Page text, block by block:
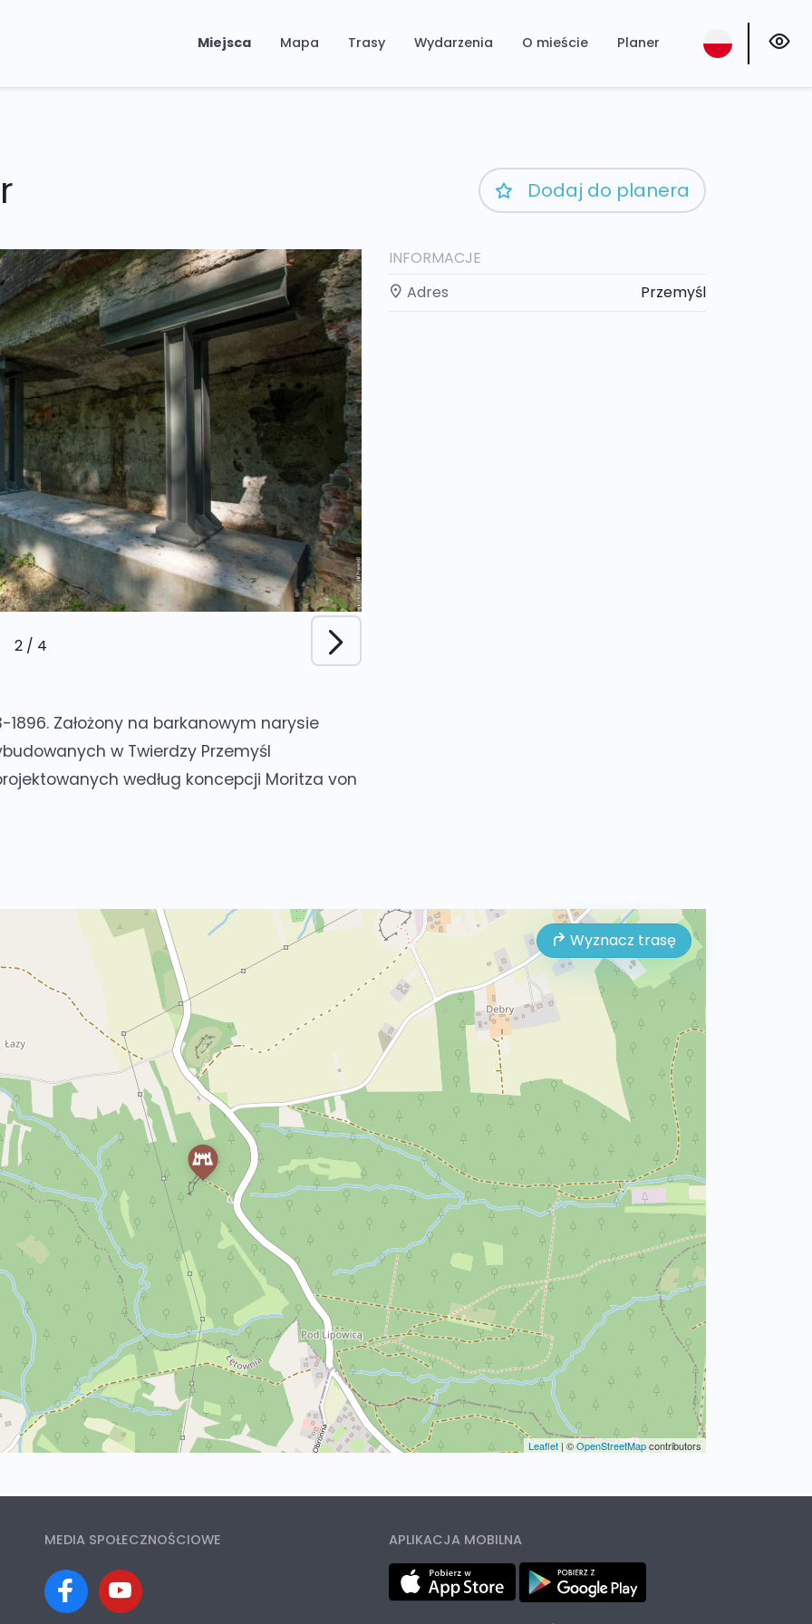
Miejsca Mapa Trasy Wydarzenia O mieście Planer
Dodaj do planera
2 / 4
1896. Założony na barkanowym narysie
w Twierdzy Przemyśl
według koncepcji Moritza von
INFORMACJE
Adres
Przemyśl
Wyznacz trasę
Leaflet | ©OpenStreetMapcontributors
MEDIA SPOŁECZNOŚCIOWE APLIKACJA MOBILNA